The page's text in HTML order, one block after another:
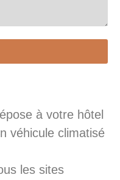
à votre hôtel
véhicule climatisé
les sites